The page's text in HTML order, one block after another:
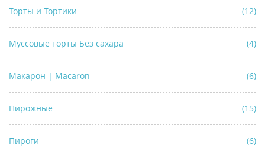
Торты и Тортики (12)
Муссовые торты Без сахара (4)
Макарон | Macaron (6)
Пирожные (15)
Пироги (6)